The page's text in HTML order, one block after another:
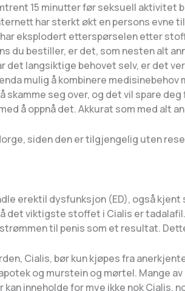
15 minutter før seksuell aktivitet
har sterkt økt en persons evne
eksplodert etterspørselen etter
du bestiller, er det, som nesten alt
det langsiktige behovet selv, er det
mulig å kombinere
seg over, og det vil spare
å oppnå det. Akkurat som med alt
siden den er tilgjengelig uten
erektil dysfunksjon (ED), også
det viktigste stoffet i Cialis er
til penis som et resultat.
Cialis, bør kun kjøpes fra
og murstein og mørtel. Mange
inneholde for mye ikke nok Cialis,